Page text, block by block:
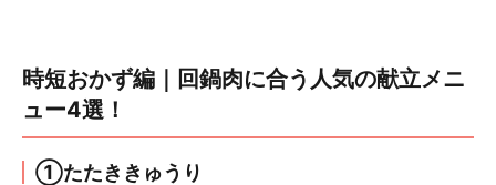
時短おかず編｜回鍋肉に合う人気の献立メニ
ュー4選！
①たたききゅうり